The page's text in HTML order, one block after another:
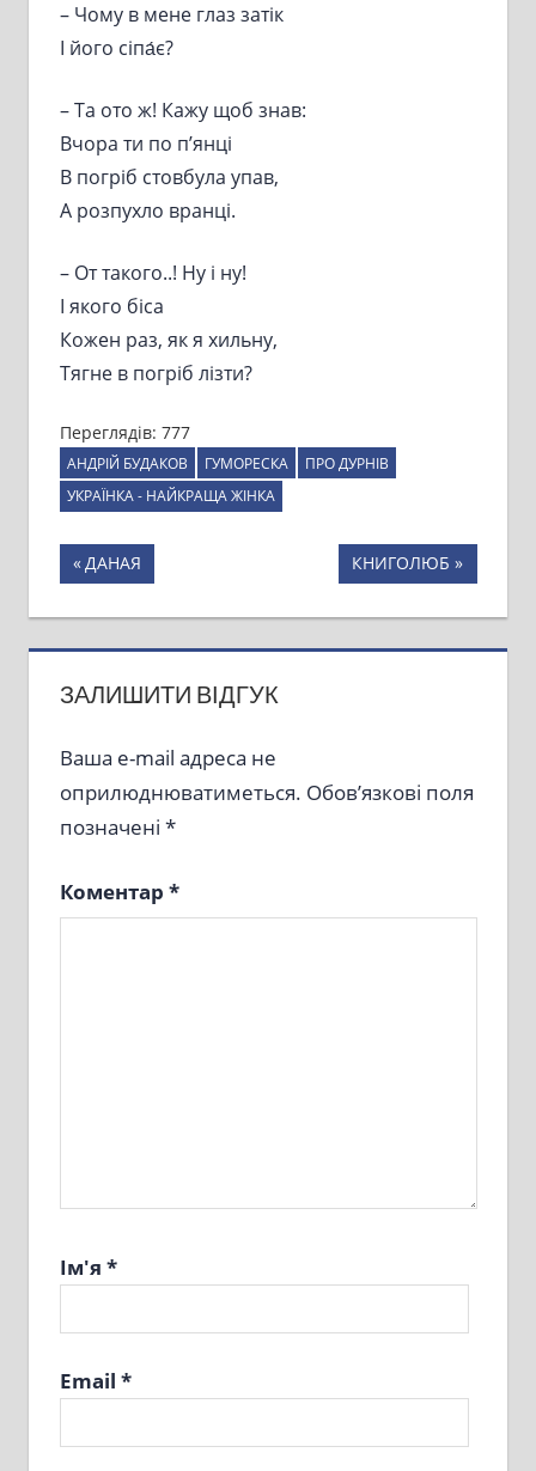
– Чому в мене глаз затік
І його сіпа́є?
– Та ото ж! Кажу щоб знав:
Вчора ти по п’янці
В погріб стовбула упав,
А розпухло вранці.
– От такого..! Ну і ну!
І якого біса
Кожен раз, як я хильну,
Тягне в погріб лізти?
Переглядів: 777
АНДРІЙ БУДАКОВ ГУМОРЕСКА
ПРО ДУРНІВ
УКРАЇНКА - НАЙКРАЩА ЖІНКА
Навігація
записів
Previous
Post:
ДАНАЯ
Next
Post:
КНИГОЛЮБ
ЗАЛИШИТИ ВІДГУК
Ваша e-mail адреса не
оприлюднюватиметься. Обов’язкові поля
позначені *
Коментар *
Ім'я *
Email *